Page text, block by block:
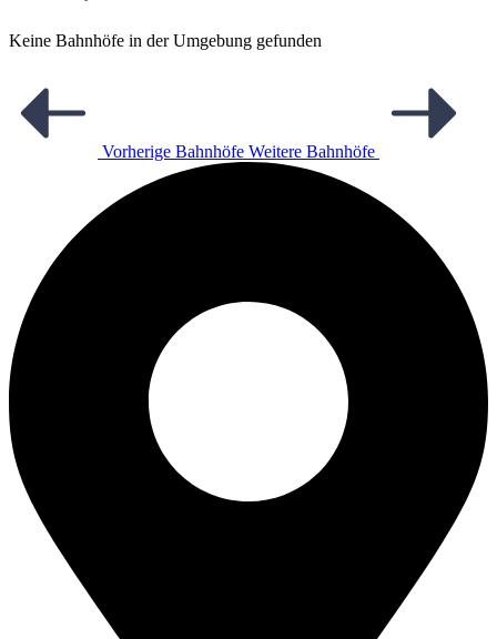
Keine Bahnhöfe in der Umgebung gefunden
Vorherige Bahnhöfe Weitere Bahnhöfe